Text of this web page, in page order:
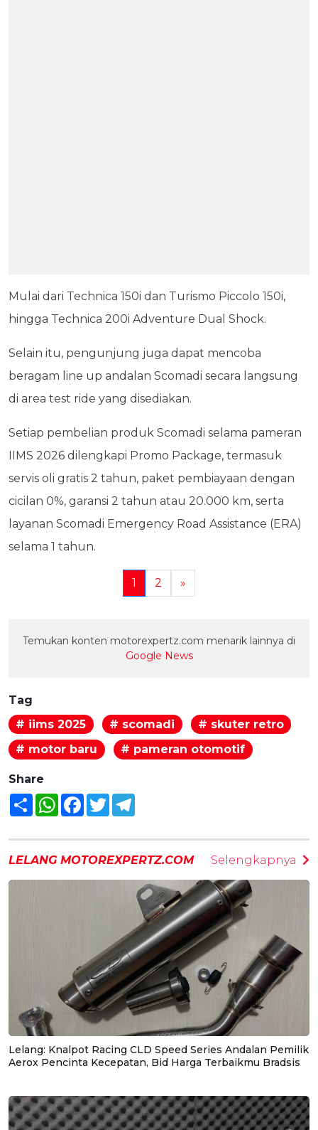
Mulai dari Technica 150i dan Turismo Piccolo 150i,
hingga Technica 200i Adventure Dual Shock.
Selain itu, pengunjung juga dapat mencoba
beragam line up andalan Scomadi secara langsung
di area test ride yang disediakan.
Setiap pembelian produk Scomadi selama pameran
IIMS 2026 dilengkapi Promo Package, termasuk
servis oli gratis 2 tahun, paket pembiayaan dengan
cicilan 0%, garansi 2 tahun atau 20.000 km, serta
layanan Scomadi Emergency Road Assistance (ERA)
selama 1 tahun.
1 2 »
Temukan konten motorexpertz.com menarik lainnya di
Google News
Tag
# iims 2025
# scomadi
# skuter retro
# motor baru
# pameran otomotif
Share
Share WhatsAppFacebook
Twitter
LELANG MOTOREXPERTZ.COM Selengkapnya
Lelang: Knalpot Racing CLD Speed Series Andalan Pemilik
Aerox Pencinta Kecepatan, Bid Harga Terbaikmu Bradsis